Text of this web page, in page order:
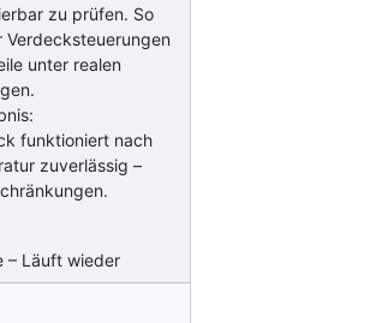
zu prüfen. So
Verdecksteuerungen
unter realen
funktioniert nach
zuverlässig –
– Läuft wieder